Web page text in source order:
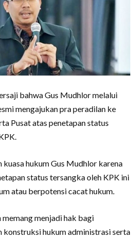
bahwa Gus Mudhlor melalui
mengajukan pra peradilan ke
Pusat atas penetapan status
kuasa hukum Gus Mudhlor karena
status tersangka oleh KPK ini
atau berpotensi cacat hukum.
memang menjadi hak bagi
konstruksi hukum administrasi serta